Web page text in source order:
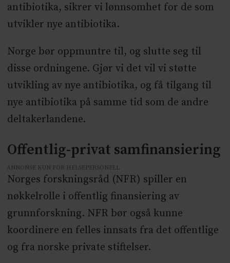
antibiotika, sikrer vi lønnsomhet for de som
utvikler nye antibiotika.
Norge bør oppmuntre til, og slutte seg til
disse ordningene. Gjør vi det vil vi støtte
utvikling av nye antibiotika, og få tilgang til
nye antibiotika på samme tid som de andre
deltakerlandene.
Offentlig-privat samfinansiering
ANNONSE KUN FOR HELSEPERSONELL
Norges forskningsråd (NFR) spiller en
nøkkelrolle i offentlig finansiering av
grunnforskning. NFR bør også kunne
koordinere en felles innsats fra det offentlige
og fra norske private stiftelser.